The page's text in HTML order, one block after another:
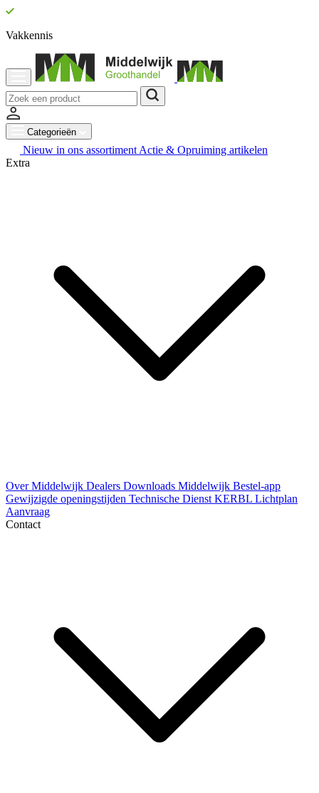
Vakkennis
Categorieën
Nieuw in ons assortiment Actie & Opruiming artikelen
Extra
Over Middelwijk Dealers Downloads Middelwijk Bestel-app
Gewijzigde openingstijden Technische Dienst KERBL Lichtplan
Aanvraag
Contact